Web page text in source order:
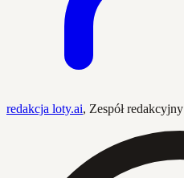
redakcja loty.ai, Zespół redakcyjny